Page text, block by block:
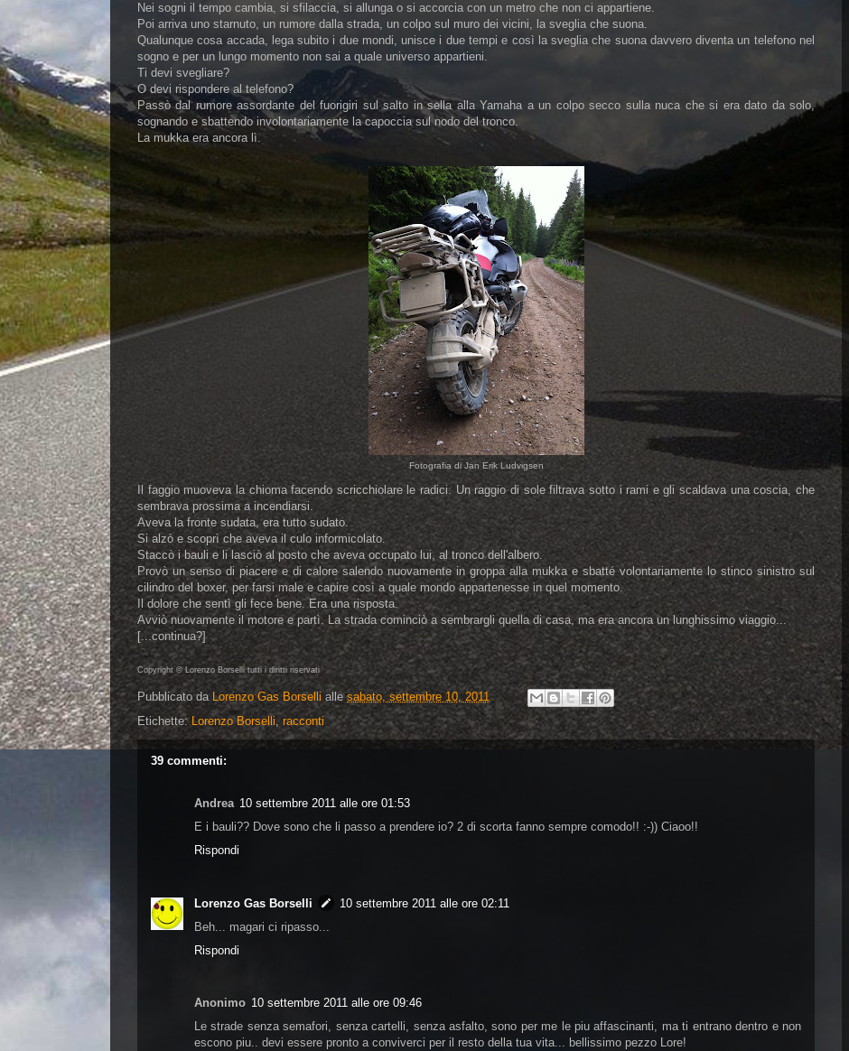
Nei sogni il tempo cambia, si sfilaccia, si allunga o si accorcia con un metro che non ci appartiene.
Poi arriva uno starnuto, un rumore dalla strada, un colpo sul muro dei vicini, la sveglia che suona.
Qualunque cosa accada, lega subito i due mondi, unisce i due tempi e così la sveglia che suona davvero diventa un telefono nel
sogno e per un lungo momento non sai a quale universo appartieni.
Ti devi svegliare?
O devi rispondere al telefono?
Passò dal rumore assordante del fuorigiri sul salto in sella alla Yamaha a un colpo secco sulla nuca che si era dato da solo,
sognando e sbattendo involontariamente la capoccia sul nodo del tronco.
La mukka era ancora lì.
Fotografia di Jan Erik Ludvigsen
Il faggio muoveva la chioma facendo scricchiolare le radici. Un raggio di sole filtrava sotto i rami e gli scaldava una coscia, che
sembrava prossima a incendiarsi.
Aveva la fronte sudata, era tutto sudato.
Si alzò e scoprì che aveva il culo informicolato.
Staccò i bauli e li lasciò al posto che aveva occupato lui, al tronco dell'albero.
Provò un senso di piacere e di calore salendo nuovamente in groppa alla mukka e sbatté volontariamente lo stinco sinistro sul
cilindro del boxer, per farsi male e capire così a quale mondo appartenesse in quel momento.
Il dolore che sentì gli fece bene. Era una risposta.
Avviò nuovamente il motore e partì. La strada cominciò a sembrargli quella di casa, ma era ancora un lunghissimo viaggio...
[...continua?]
Copyright © Lorenzo Borselli tutti i diritti riservati
Pubblicato da Lorenzo Gas Borselli allesabato, settembre 10, 2011
Etichette: Lorenzo Borselli racconti
39 commenti:
Andrea 10 settembre 2011 alle ore 01:53
E i bauli?? Dove sono che li passo a prendere io? 2 di scorta fanno sempre comodo!! :-)) Ciaoo!!
Rispondi
Lorenzo Gas Borselli
10 settembre 2011 alle ore 02:11
Beh... magari ci ripasso...
Rispondi
Anonimo 10 settembre 2011 alle ore 09:46
Le strade senza semafori, senza cartelli, senza asfalto, sono per me le piu affascinanti, ma ti entrano dentro e non
escono piu.. devi essere pronto a conviverci per il resto della tua vita... bellissimo pezzo Lore!